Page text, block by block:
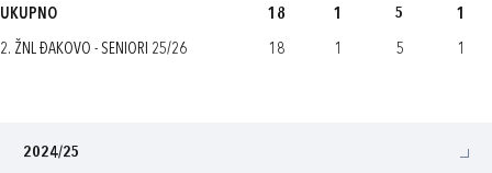
UKUPNO 18 1 5 1
2. ŽNL ĐAKOVO - SENIORI 25/26 18 1 5 1
2024/25